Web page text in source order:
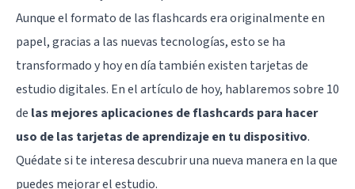
Aunque el formato de las flashcards era originalmente en
papel, gracias a las nuevas tecnologías, esto se ha
transformado y hoy en día también existen tarjetas de
estudio digitales. En el artículo de hoy, hablaremos sobre 10
de las mejores aplicaciones de flashcards para hacer
uso de las tarjetas de aprendizaje en tu dispositivo.
Quédate si te interesa descubrir una nueva manera en la que
puedes mejorar el estudio.